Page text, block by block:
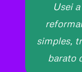
Usei
simples,
barato